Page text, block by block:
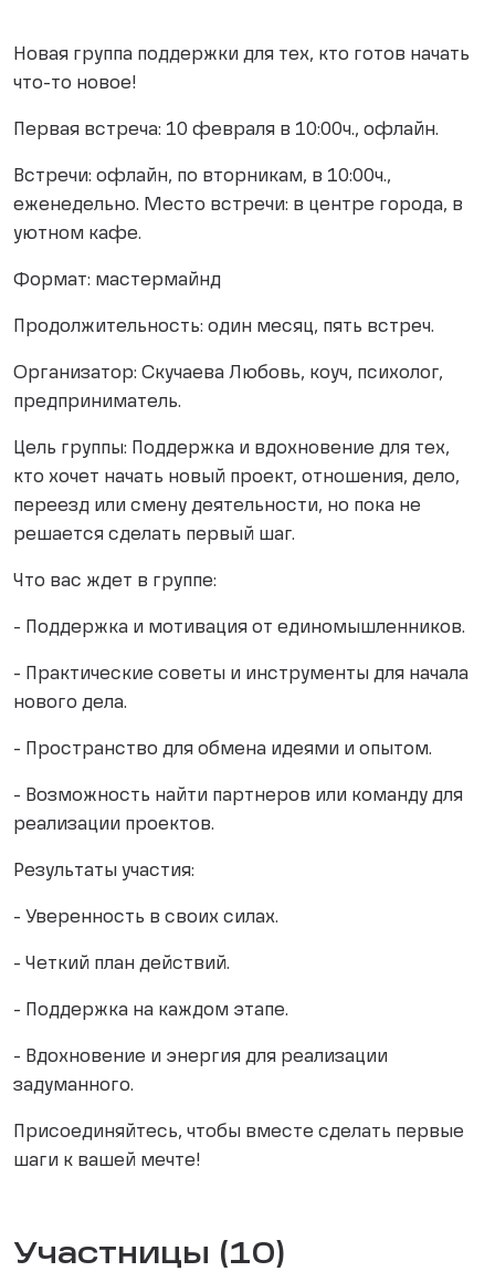
Новая группа поддержки для тех, кто готов начать
что-то новое!
Первая встреча: 10 февраля в 10:00ч., офлайн.
Встречи: офлайн, по вторникам, в 10:00ч.,
еженедельно. Место встречи: в центре города, в
уютном кафе.
Формат: мастермайнд
Продолжительность: один месяц, пять встреч.
Организатор: Скучаева Любовь, коуч, психолог,
предприниматель.
Цель группы: Поддержка и вдохновение для тех,
кто хочет начать новый проект, отношения, дело,
переезд или смену деятельности, но пока не
решается сделать первый шаг.
Что вас ждет в группе:
- Поддержка и мотивация от единомышленников.
- Практические советы и инструменты для начала
нового дела.
- Пространство для обмена идеями и опытом.
- Возможность найти партнеров или команду для
реализации проектов.
Результаты участия:
- Уверенность в своих силах.
- Четкий план действий.
- Поддержка на каждом этапе.
- Вдохновение и энергия для реализации
задуманного.
Присоединяйтесь, чтобы вместе сделать первые
шаги к вашей мечте!
Участницы (10)